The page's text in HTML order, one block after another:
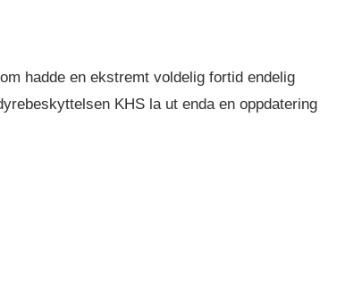
hadde en ekstremt voldelig fortid endelig
KHS la ut enda en oppdatering